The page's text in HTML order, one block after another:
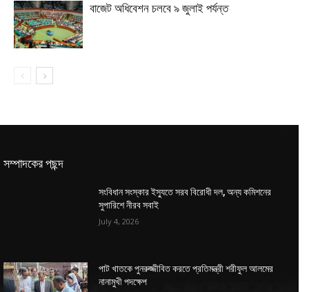
বাজেট অধিবেশন চলবে ৯ জুলাই পর্যন্ত
সম্পাদকের পছন্দ
সংবিধান সংস্কার ইস্যুতে সরব বিরোধী দল, অন্য কমিশনের
সুপারিশে নীরব সবাই
July 4, 2026
পাট খাতকে পুনরুজ্জীবিত করতে প্রতিমন্ত্রী শরীফুল আলমের
নানামুখী পদক্ষেপ